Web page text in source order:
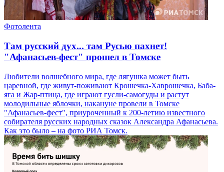
Фотолента
Там русский дух... там Русью пахнет!
"Афанасьев-фест" прошел в Томске
Любители волшебного мира, где лягушка может быть
царевной, где живут-поживают Крошечка-Хаврошечка, Баба-
яга и Жар-птица, где играют гусли-самогуды и растут
молодильные яблочки, накануне провели в Томске
"Афанасьев-фест", приуроченный к 200-летию известного
собирателя русских народных сказок Александра Афанасьева.
Как это было – на фото РИА Томск.